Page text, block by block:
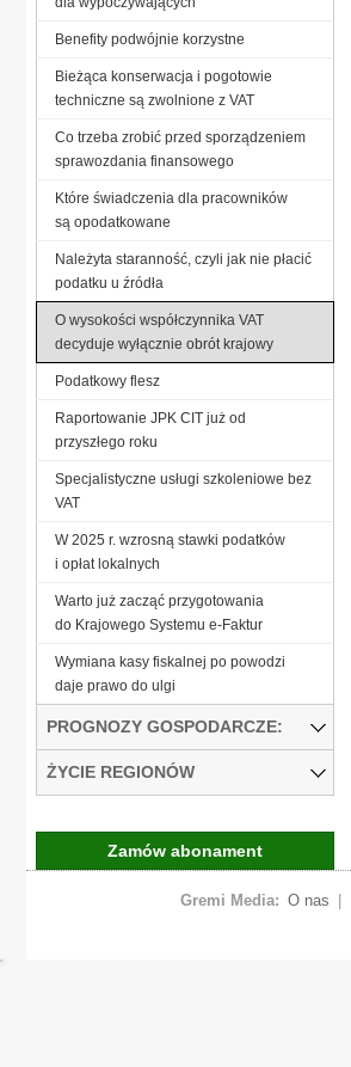
Benefity podwójnie korzystne
Bieżąca konserwacja i pogotowie
techniczne są zwolnione z VAT
Co trzeba zrobić przed sporządzeniem
sprawozdania finansowego
Które świadczenia dla pracowników
są opodatkowane
Należyta staranność, czyli jak nie płacić
podatku u źródła
O wysokości współczynnika VAT
decyduje wyłącznie obrót krajowy
Podatkowy flesz
Raportowanie JPK CIT już od
przyszłego roku
Specjalistyczne usługi szkoleniowe bez
VAT
W 2025 r. wzrosną stawki podatków
i opłat lokalnych
Warto już zacząć przygotowania
do Krajowego Systemu e-Faktur
Wymiana kasy fiskalnej po powodzi
daje prawo do ulgi
PROGNOZY GOSPODARCZE:
ŻYCIE REGIONÓW
Zamów abonament
Gremi Media: O nas